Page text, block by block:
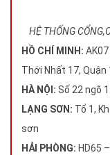
HỆ THỐNG
HỒ CHÍ MINH:
Thới Nhất 17, Quận
HÀ NỘI: Số 22 ngõ
LẠNG SƠN: Tổ 1,
sơn
HẢI PHÒNG: HD65